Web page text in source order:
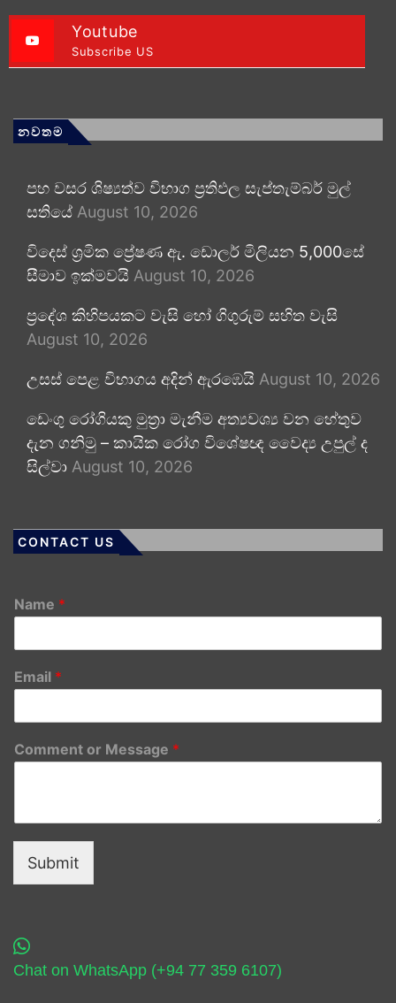
Youtube
Subscribe US
නවතම
පහ වසර ශිෂ්‍යත්ව විභාග ප්‍රතිඵල සැප්තැම්බර් මුල්
සතියේ August 10, 2026
විදෙස් ශ්‍රමික ප්‍රේෂණ ඇ. ඩොලර් මිලියන 5,000සේ
සීමාව ඉක්මවයි August 10, 2026
ප්‍රදේශ කිහිපයකට වැසි හෝ ගිගුරුම් සහිත වැසි
August 10, 2026
උසස් පෙළ විභාගය අදින් ඇරඹෙයි August 10, 2026
ඩෙංගු රෝගියකු ⁣මුත්‍රා මැනීම අත්‍යවශ්‍ය වන හේතුව
දැන ගනිමු – කායික රෝග විශේෂඥ වෛද්‍ය උපුල් ද
සිල්වා August 10, 2026
CONTACT US
Name *
Email *
Comment or Message *
Submit
Chat on WhatsApp (+94 77 359 6107)